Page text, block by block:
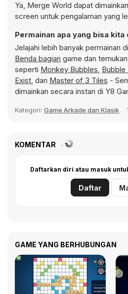
Ya, Merge World dapat
screen untuk pengalaman yang
Permainan apa yang bisa
Jelajahi lebih banyak permainan di
Benda bagian game dan
seperti Monkey Bubbles, Bubble
Exist, dan Master of 3 Tiles -
dimainkan secara instan di Y8
Kategori: Game Arkade dan Klasik
KOMENTAR
Daftarkan diri atau masuk
Daftar
GAME YANG BERHUBUNGAN